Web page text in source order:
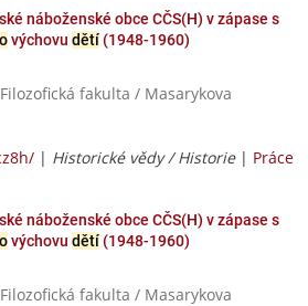
náboženské obce CČS(H) v zápase s
ovýchovu dětí (1948-1960)
fakulta / Masarykova
| Historické vědy / Historie| Práce
náboženské obce CČS(H) v zápase s
ovýchovu dětí (1948-1960)
fakulta / Masarykova